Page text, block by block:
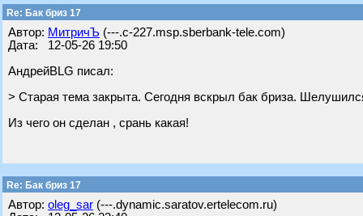
Re: Бак бриз 17
Автор: МитричЪ (---.c-227.msp.sberbank-tele.com)
Дата: 12-05-26 19:50
АндрейBLG писал:
> Старая тема закрыта. Сегодня вскрыл бак бриза.
Из чего он сделан , срань какая!
Re: Бак бриз 17
Автор: oleg_sar (---.dynamic.saratov.ertelecom.ru)